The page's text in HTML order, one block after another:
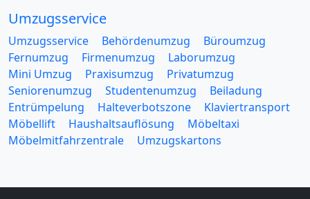
Umzugsservice
Umzugsservice Behördenumzug
Büroumzug
Fernumzug
Firmenumzug
Laborumzug
Mini Umzug
Praxisumzug
Privatumzug
Seniorenumzug
Studentenumzug
Beiladung
Entrümpelung
Halteverbotszone
Klaviertransport
Möbellift
Haushaltsauflösung
Möbeltaxi
Möbelmitfahrzentrale
Umzugskartons